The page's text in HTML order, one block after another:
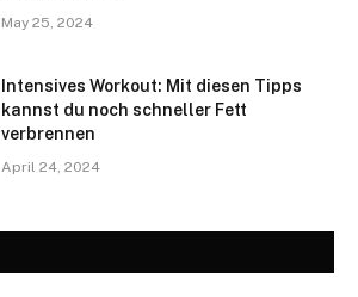
May 25, 2024
Intensives Workout: Mit diesen Tipps
kannst du noch schneller Fett
verbrennen
April 24, 2024